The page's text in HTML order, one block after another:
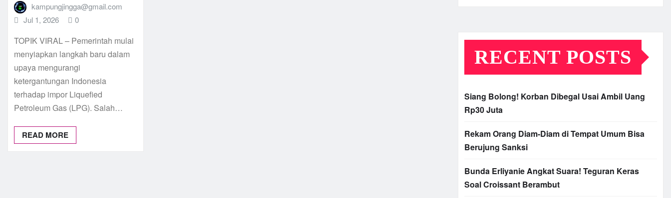
kampungjingga@gmail.com
Jul 1, 2026
0
TOPIK VIRAL – Pemerintah mulai
menyiapkan langkah baru dalam
upaya mengurangi
ketergantungan Indonesia
terhadap impor Liquefied
Petroleum Gas (LPG). Salah…
READ MORE
RECENT POSTS
Siang Bolong! Korban Dibegal Usai Ambil Uang
Rp30 Juta
Rekam Orang Diam-Diam di Tempat Umum Bisa
Berujung Sanksi
Bunda Erliyanie Angkat Suara! Teguran Keras
Soal Croissant Berambut